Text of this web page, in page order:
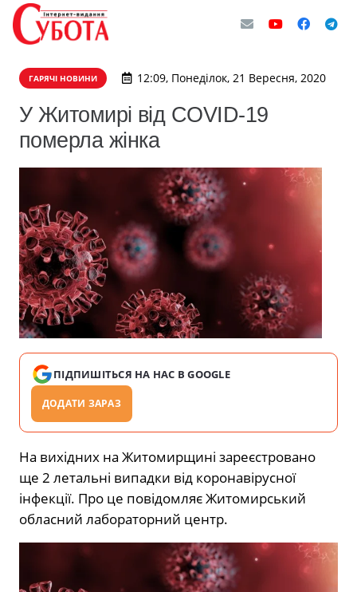
ГАРЯЧІ НОВИНИ 12:09, Понеділок, 21 Вересня, 2020
У Житомирі від COVID-19
померла жінка
ПІДПИШІТЬСЯ НА НАС В GOOGLE
ДОДАТИ ЗАРАЗ
На вихідних на Житомирщині зареєстровано
ще 2 летальні випадки від коронавірусної
інфекції. Про це повідомляє Житомирський
обласний лабораторний центр.